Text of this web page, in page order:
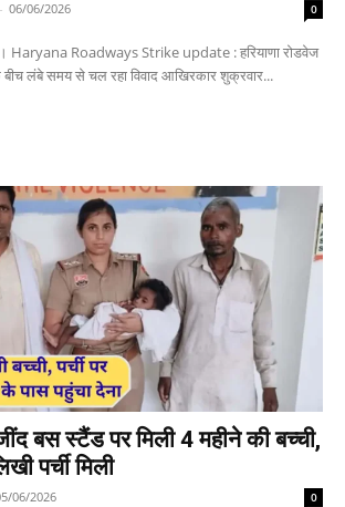
- 06/06/2026 0
Haryana Roadways Strike update : हरियाणा रोडवेज
बीच लंबे समय से चल रहा विवाद आखिरकार शुक्रवार...
बस स्टैंड पर मिली 4 महीने की बच्ची,
पर्ची मिली
06/2026 0